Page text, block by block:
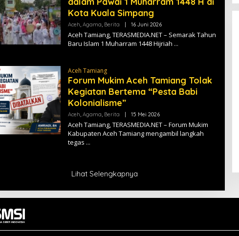
E
D
I
A
Kota Kuala Simpang
Aceh, Agama, Berita 16 Juni 2026O
L
H
S
E
Aceh Tamiang, TERASMEDIA.NET – Semarak Tahun
Baru Islam 1 Muharram 1448 Hijriah
Aceh Tamiang
Forum Mukim Aceh Tamiang Tolak
Kegiatan Bertema “Pesta Babi
Kolonialisme”
Aceh, Agama, Berita 15 Mei 2026O
L
E
H
D
I
Aceh Tamiang, TERASMEDIA.NET – Forum Mukim
Kabupaten Aceh Tamiang mengambil langkah
tegas
Lihat Selengkapnya